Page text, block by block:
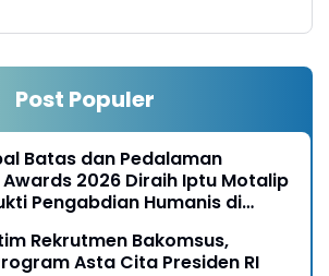
Post Populer
Batas dan Pedalaman
2026 Diraih Iptu Motalip
Pengabdian Humanis di
Rekrutmen Bakomsus,
Asta Cita Presiden RI